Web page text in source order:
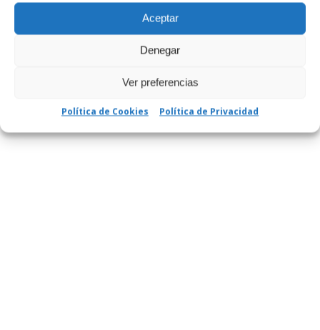
Aceptar
Denegar
Ver preferencias
Política de Cookies Política de Privacidad
Baterías de cocina
etc…